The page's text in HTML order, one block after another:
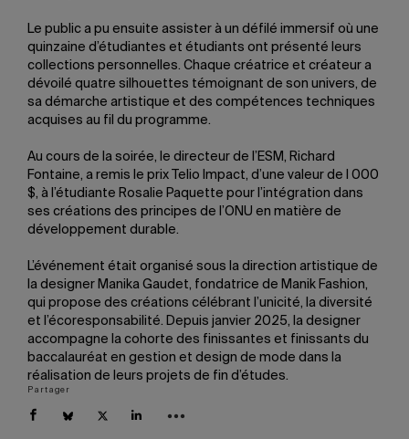
Le public a pu ensuite assister à un défilé immersif où une
quinzaine d’étudiantes et étudiants ont présenté leurs
collections personnelles. Chaque créatrice et créateur a
dévoilé quatre silhouettes témoignant de son univers, de
sa démarche artistique et des compétences techniques
acquises au fil du programme.
Au cours de la soirée, le directeur de l’ESM, Richard
Fontaine, a remis le prix Telio Impact, d’une valeur de l 000
$, à l’étudiante Rosalie Paquette pour l’intégration dans
ses créations des principes de l’ONU en matière de
développement durable.
L’événement était organisé sous la direction artistique de
la designer Manika Gaudet, fondatrice de Manik Fashion,
qui propose des créations célébrant l’unicité, la diversité
et l’écoresponsabilité. Depuis janvier 2025, la designer
accompagne la cohorte des finissantes et finissants du
baccalauréat en gestion et design de mode dans la
réalisation de leurs projets de fin d’études.
Partager